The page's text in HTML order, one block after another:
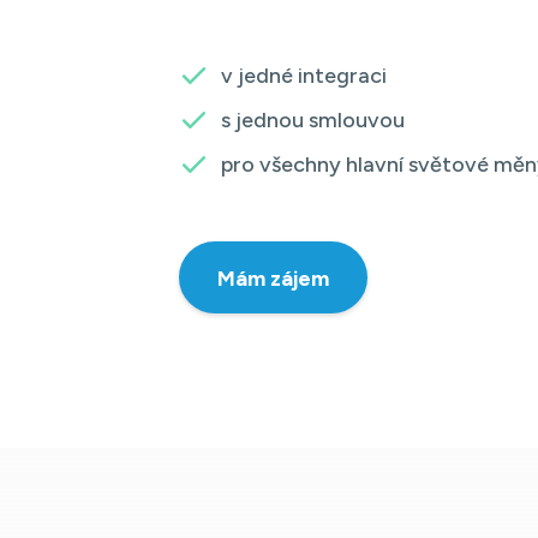
v jedné integraci
s jednou smlouvou
pro všechny hlavní světové
Mám zájem